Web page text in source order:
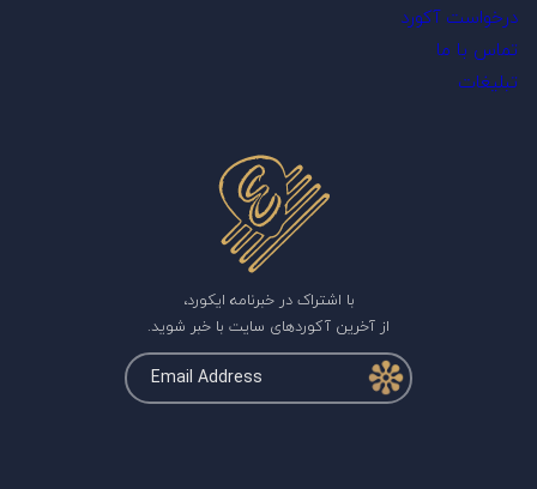
درخواست آکورد
تماس با ما
تبلیغات
با اشتراک در خبرنامه ایکورد،
از آخرین آکوردهای سایت با خبر شوید.